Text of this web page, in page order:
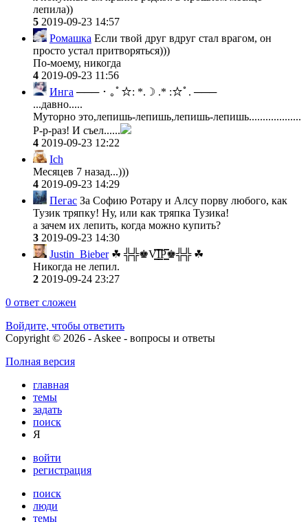
лепила))
5 2019-09-23 14:57
Ромашка Если твой друг вдруг стал врагом, он
просто устал притворяться)))
По-моему, никогда
4 2019-09-23 11:56
Инга ─── ･ ｡ﾟ☆: *.☽ .* :☆ﾟ. ───
...давно.....
Муторно это,лепишь-лепишь,лепишь-лепишь...................
Р-р-раз! И съел......
4 2019-09-23 12:22
Ich
Месяцев 7 назад...)))
4 2019-09-23 14:29
Пегас За Софию Ротару и Алсу порву любого, как
Тузик тряпку! Ну, или как тряпка Тузика!
а зачем их лепить, когда можно купить?
3 2019-09-23 14:30
Justin_Bieber☘ ╬╬♚V͇̿I͇̿P͇̿♚╬╬ ☘
Никогда не лепил.
2 2019-09-24 23:27
0 ответ сложен
Войдите, чтобы ответить
Copyright © 2026 - Askee - вопросы и ответы
Полная версия
главная
темы
задать
поиск
Я
войти
регистрация
поиск
люди
темы